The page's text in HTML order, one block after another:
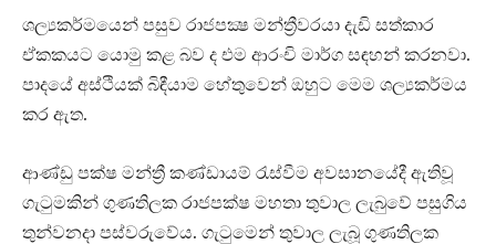
ශල්‍යකර්මයෙන් පසුව රාජපක්‍ෂ මන්ත්‍රීවරයා දැඩි සත්කාර
ඒකකයට යොමු කළ බව ද එම ආරංචි මාර්ග සඳහන් කරනවා.
පාදයේ අස්ථියක් බිඳීයාම හේතුවෙන් ඔහුට මෙම ශල්‍යකර්මය
කර ඇත.
ආණ්ඩු පක්ෂ මන්ත්‍රී කණ්ඩායම් රැස්වීම අවසානයේදී ඇතිවූ
ගැටුමකින් ගුණතිලක රාජපක්ෂ මහතා තුවාල ලැබුවේ පසුගිය
තුන්වනදා පස්වරුවේය. ගැටුමෙන් තුවාල ලැබූ ගුණතිලක